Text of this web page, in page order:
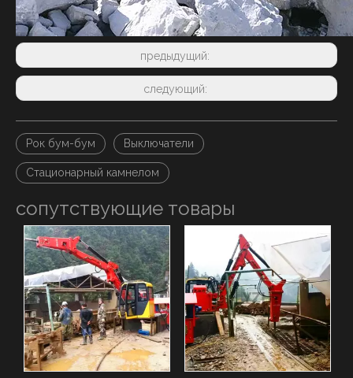
предыдущий:
следующий:
Рок бум-бум Выключатели
Стационарный камнелом
сопутствующие товары